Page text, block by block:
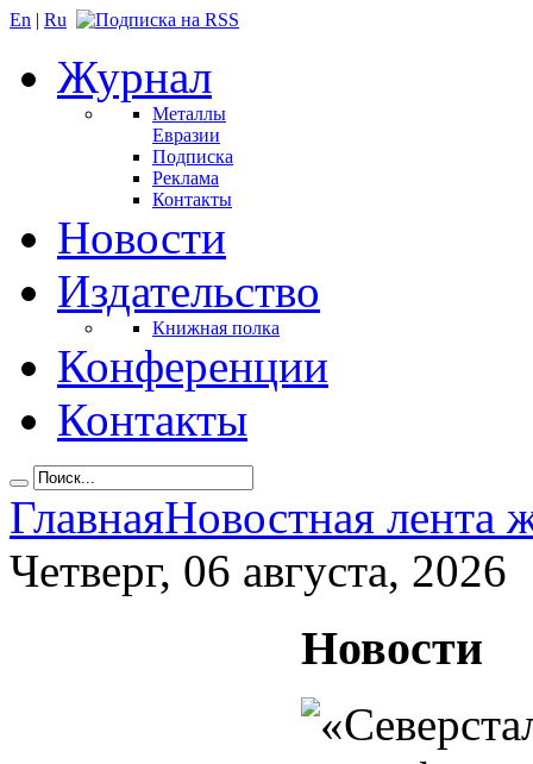
En | Ru
Журнал
Металлы
Евразии
Подписка
Реклама
Контакты
Новости
Издательство
Книжная полка
Конференции
Контакты
ГлавнаяНовостная лента
Четверг, 06 августа, 2026
Новости